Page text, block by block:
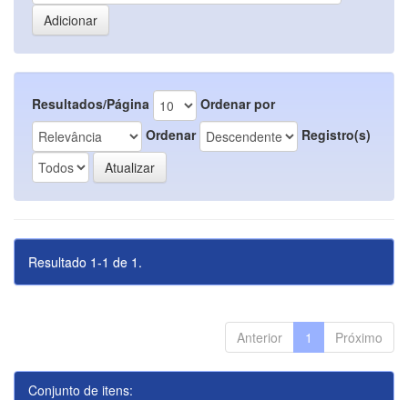
Resultados/Página
Ordenar por
Ordenar
Registro(s)
Resultado 1-1 de 1.
Anterior 1 Próximo
Conjunto de itens: